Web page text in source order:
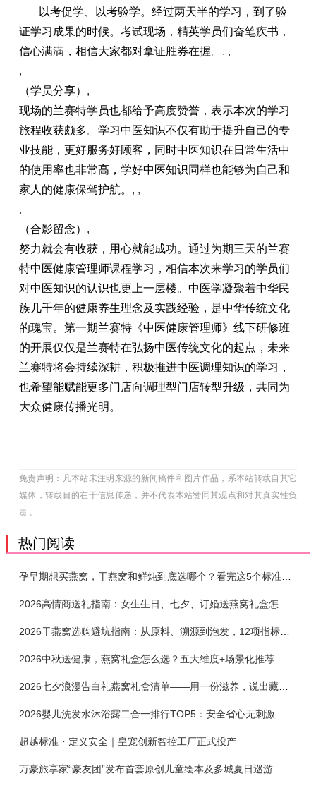
以考促学、以考验学。经过两天半的学习，到了验
证学习成果的时候。考试现场，精英学员们奋笔疾书，
信心满满，相信大家都对拿证胜券在握。 , ,
,
（学员分享） ,
现场的兰赛特学员也都给予高度赞誉，表示本次的学习
旅程收获颇多。学习中医知识不仅有助于提升自己的专
业技能，更好服务好顾客，同时中医知识在日常生活中
的使用率也非常高，学好中医知识同样也能够为自己和
家人的健康保驾护航。 , ,
,
（合影留念） ,
努力就会有收获，用心就能成功。通过为期三天的兰赛
特中医健康管理师课程学习，相信本次来学习的学员们
对中医知识的认识也更上一层楼。中医学凝聚着中华民
族几千年的健康养生理念及实践经验，是中华传统文化
的瑰宝。第一期兰赛特《中医健康管理师》线下研修班
的开展仅仅是兰赛特在弘扬中医传统文化的起点，未来
兰赛特将会持续深耕，积极推进中医调理知识的学习，
也希望能赋能更多门店向调理型门店转型升级，共同为
大众健康传播光明。
免责声明：凡本站未注明来源的新闻稿件和图片作品，系本站转载自其它
媒体，转载目的在于信息传递，并不代表本站赞同其观点和对其真实性负
责 。
热门阅读
孕早期想买燕窝，干燕窝和鲜炖到底选哪个？看完这5个标准再下单
2026干燕窝选购避坑指南：从原料、溯源到泡发，12项指标判断靠谱燕窝
2026中秋送健康，燕窝礼盒怎么选？五大维度+场景化推荐
2026七夕浪漫告白礼燕窝礼盒清单——用一份滋养，说出藏在心底的爱
2026婴儿洗发水沐浴露二合一排行TOP5：安全省心无刺激
超越标准・定义安全｜皇宠创新智控工厂正式投产
万豪旅享家“豪友团”发布首套原创儿童绘本及多城夏日巡游